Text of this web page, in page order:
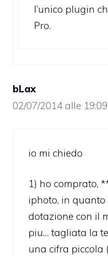
l’unico plugin
Pro.
bLax
02/07/2014 alle 19:09
io mi chiedo
1) ho comprato,
iphoto, in quanto
dotazione con il
piu… tagliata la
una cifra piccola